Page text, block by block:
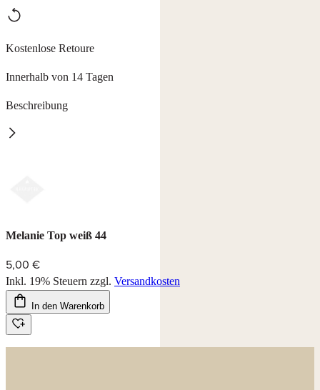
Kostenlose Retoure
Innerhalb von 14 Tagen
Beschreibung
Melanie Top weiß 44
5,00 €
Inkl. 19% Steuern zzgl. Versandkosten
In den Warenkorb